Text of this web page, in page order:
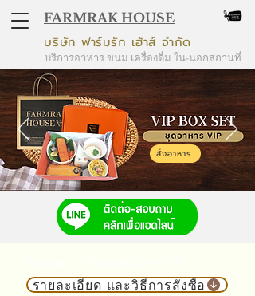
FARMRAK HOUSE
บริการอาหาร ขนม เครื่องดื่ม ใน-นอกสถานที่
บริษัท ฟาร์มรัก เฮ้าส์ จำกัด
สั่งอาหาร
รายละเอียด และวิธีการสั่งซื้อ